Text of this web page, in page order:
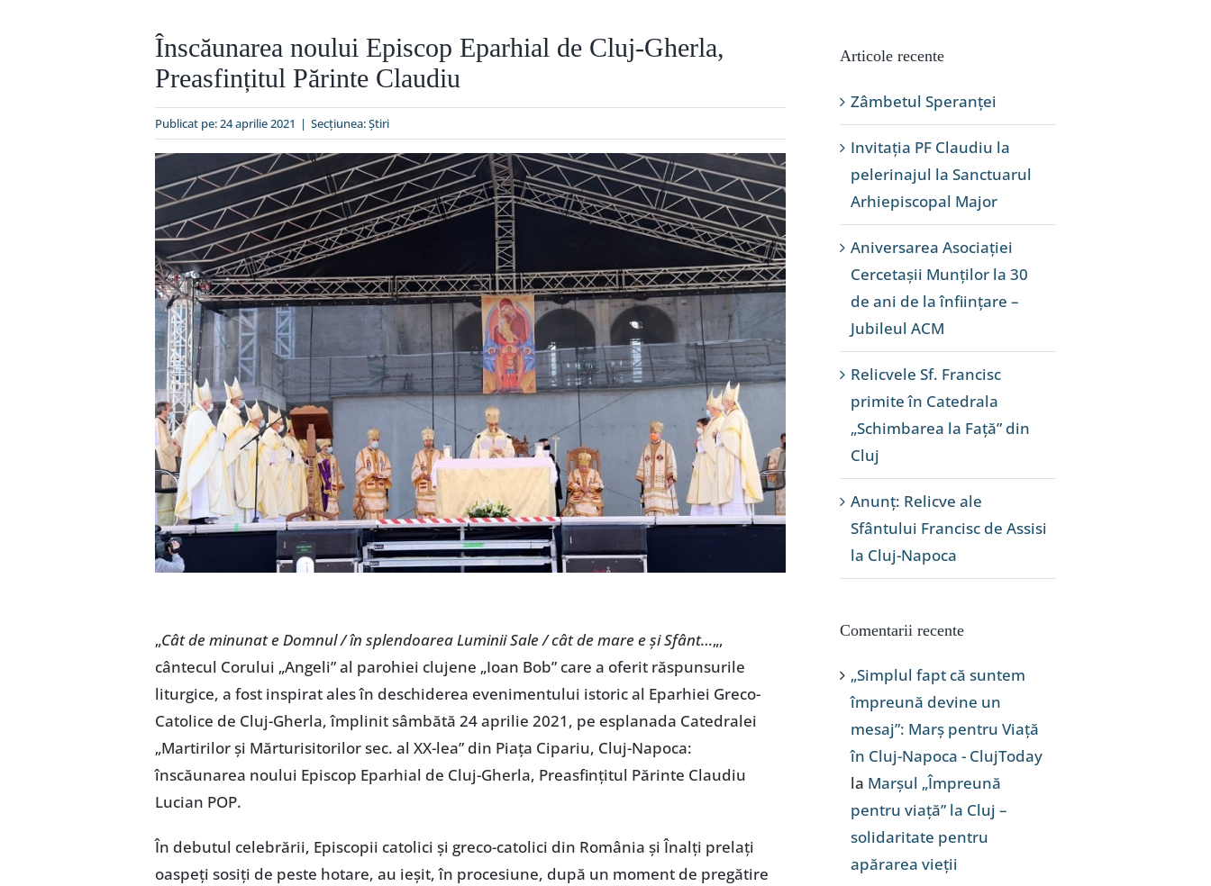
Înscăunarea noului Episcop Eparhial de Cluj-Gherla,
Preasfințitul Părinte Claudiu
Publicat pe: 24 aprilie 2021 | Secțiunea:Ştiri
„Cât de minunat e Domnul / în splendoarea Luminii Sale / cât de mare e și Sfânt…„,
cântecul Corului „Angeli” al parohiei clujene „Ioan Bob” care a oferit răspunsurile
liturgice, a fost inspirat ales în deschiderea evenimentului istoric al Eparhiei Greco-
Catolice de Cluj-Gherla, împlinit sâmbătă 24 aprilie 2021, pe esplanada Catedralei
„Martirilor și Mărturisitorilor sec. al XX-lea” din Piața Cipariu, Cluj-Napoca:
înscăunarea noului Episcop Eparhial de Cluj-Gherla, Preasfințitul Părinte Claudiu
Lucian POP.
În debutul celebrării, Episcopii catolici și greco-catolici din România și Înalți prelați
oaspeți sosiți de peste hotare, au ieșit, în procesiune, după un moment de pregătire
Articole recente
Zâmbetul Speranței
Invitația PF Claudiu la
pelerinajul la Sanctuarul
Arhiepiscopal Major
Aniversarea Asociației
Cercetașii Munților la 30
de ani de la înființare –
Jubileul ACM
Relicvele Sf. Francisc
primite în Catedrala
„Schimbarea la Față” din
Cluj
Anunț: Relicve ale
Sfântului Francisc de Assisi
la Cluj-Napoca
Comentarii recente
„Simplul fapt că suntem
împreună devine un
mesaj”: Marș pentru Viață
în Cluj-Napoca - ClujToday
la Marșul „Împreună
pentru viață” la Cluj –
solidaritate pentru
apărarea vieții